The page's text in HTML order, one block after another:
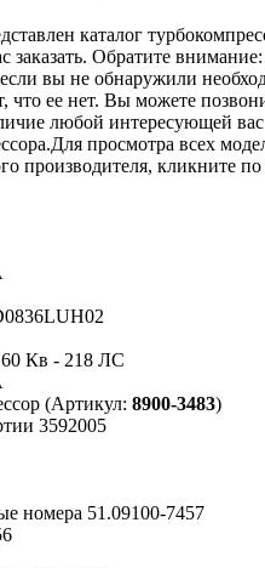
каталог
заказать. Обратите внимание:
вы не обнаружили
что ее нет. Вы можете
любой интересующей
просмотра всех
производителя, кликните по
Кв - 218 ЛС
(Артикул: 8900-3483)
3592005
номера 51.09100-7457